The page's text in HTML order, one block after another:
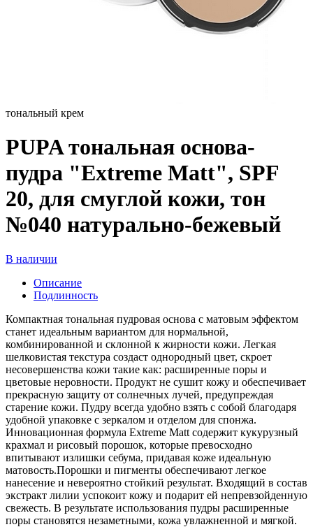
тональный крем
PUPA тональная основа-
пудра "Extreme Matt", SPF
20, для смуглой кожи, тон
№040 натурально-бежевый
В наличии
Описание
Подлинность
Компактная тональная пудровая основа с матовым эффектом
станет идеальным вариантом для нормальной,
комбинированной и склонной к жирности кожи. Легкая
шелковистая текстура создаст однородный цвет, скроет
несовершенства кожи такие как: расширенные поры и
цветовые неровности. Продукт не сушит кожу и обеспечивает
прекрасную защиту от солнечных лучей, предупреждая
старение кожи. Пудру всегда удобно взять с собой благодаря
удобной упаковке с зеркалом и отделом для спонжа.
Инновационная формула Extreme Matt содержит кукурузный
крахмал и рисовый порошок, которые превосходно
впитывают излишки себума, придавая коже идеальную
матовость.Порошки и пигменты обеспечивают легкое
нанесение и невероятно стойкий результат. Входящий в состав
экстракт лилии успокоит кожу и подарит ей непревзойденную
свежесть. В результате использования пудры расширенные
поры становятся незаметными, кожа увлажненной и мягкой.